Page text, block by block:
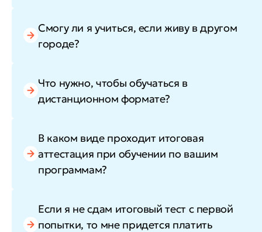
Смогу ли я учиться, если живу в другом
городе?
Что нужно, чтобы обучаться в
дистанционном формате?
В каком виде проходит итоговая
аттестация при обучении по вашим
программам?
Если я не сдам итоговый тест с первой
попытки, то мне придется платить